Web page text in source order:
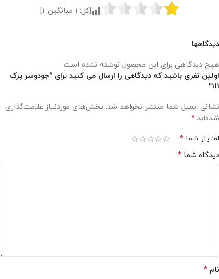
[کل: 1 میانگین: 1
]
دیدگاهها
هیچ دیدگاهی برای این محصول نوشته نشده است.
اولین نفری باشید که دیدگاهی را ارسال می کنید برای “جودوسر پرک
111”
نشانی ایمیل شما منتشر نخواهد شد. بخش‌های موردنیاز علامت‌گذاری
شده‌اند *
امتیاز شما *
دیدگاه شما *
نام *